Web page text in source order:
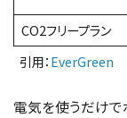
CO2フリープラン
引用： EverGreen
電気を使うだけで